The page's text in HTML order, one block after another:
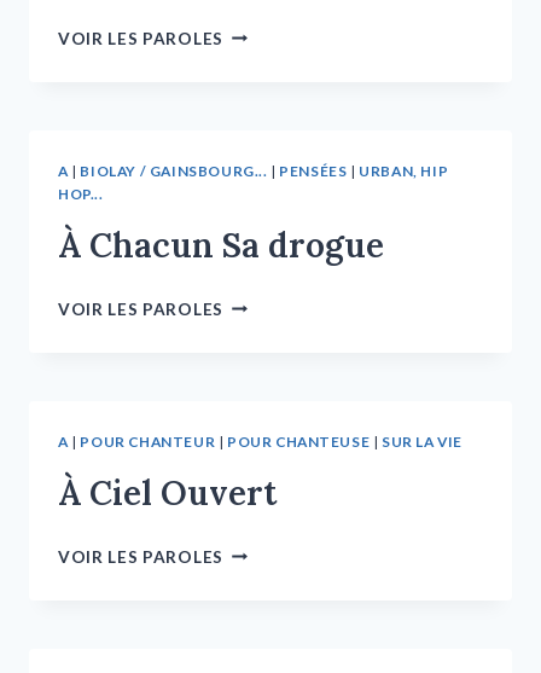
VOIR LES PAROLES
A | BIOLAY / GAINSBOURG... | PENSÉES | URBAN, HIP
HOP...
À Chacun Sa drogue
VOIR LES PAROLES
A | POUR CHANTEUR | POUR CHANTEUSE | SUR LA VIE
À Ciel Ouvert
VOIR LES PAROLES